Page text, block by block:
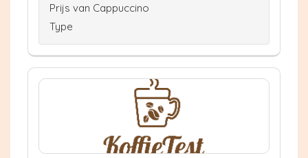
Prijs van Cappuccino
Type